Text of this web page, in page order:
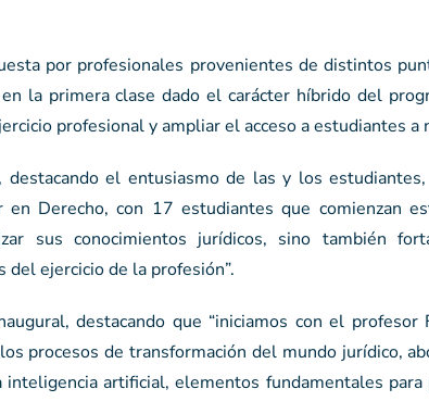
por profesionales provenientes de distintos
la primera clase dado el carácter híbrido del
profesional y ampliar el acceso a estudiantes a
el entusiasmo de las y los
Derecho, con 17 estudiantes que comienzan
sus conocimientos jurídicos, sino también
ejercicio de la profesión”.
destacando que “iniciamos con el profesor
procesos de transformación del mundo jurídico,
artificial, elementos fundamentales